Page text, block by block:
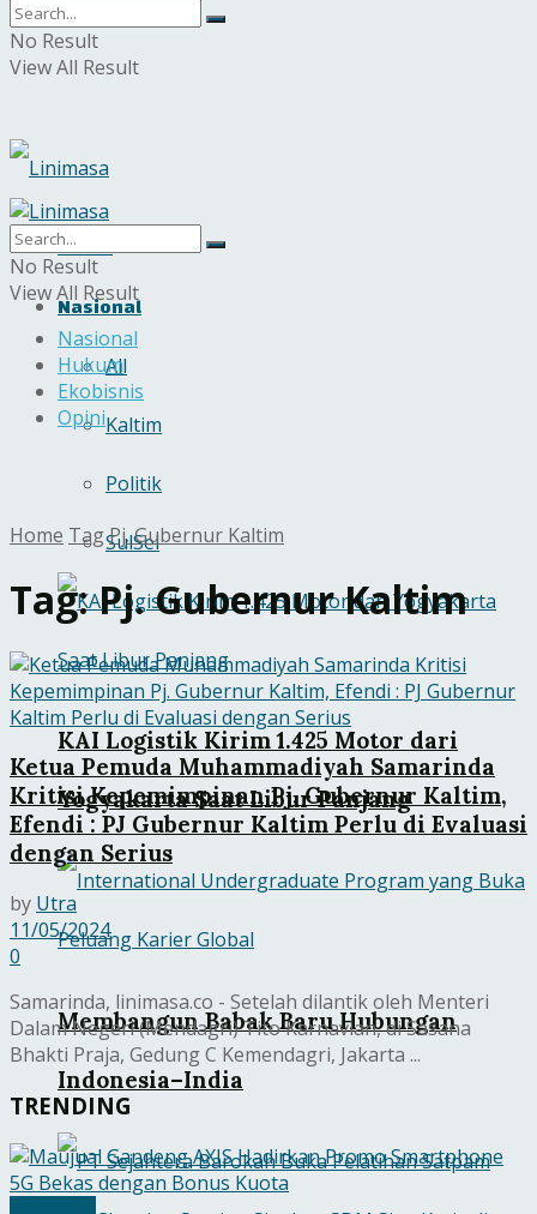
No Result
View All Result
Home
Nasional
All
Kaltim
Politik
SulSel
KAI Logistik Kirim 1.425 Motor dari
Yogyakarta Saat Libur Panjang
Membangun Babak Baru Hubungan
Indonesia–India
No Result
View All Result
Nasional
Hukum
Ekobisnis
Opini
Home TagPj. Gubernur Kaltim
Tag:Pj. Gubernur Kaltim
Ketua Pemuda Muhammadiyah Samarinda
Kritisi Kepemimpinan Pj. Gubernur Kaltim,
Efendi : PJ Gubernur Kaltim Perlu di Evaluasi
dengan Serius
by Utra
11/05/2024
0
Samarinda, linimasa.co - Setelah dilantik oleh Menteri
Dalam Negeri (Mendagri) Tito Karnavian, di Sasana
Bhakti Praja, Gedung C Kemendagri, Jakarta ...
TRENDING